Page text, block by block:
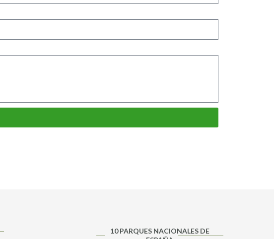
10 PARQUES NACIONALES DE